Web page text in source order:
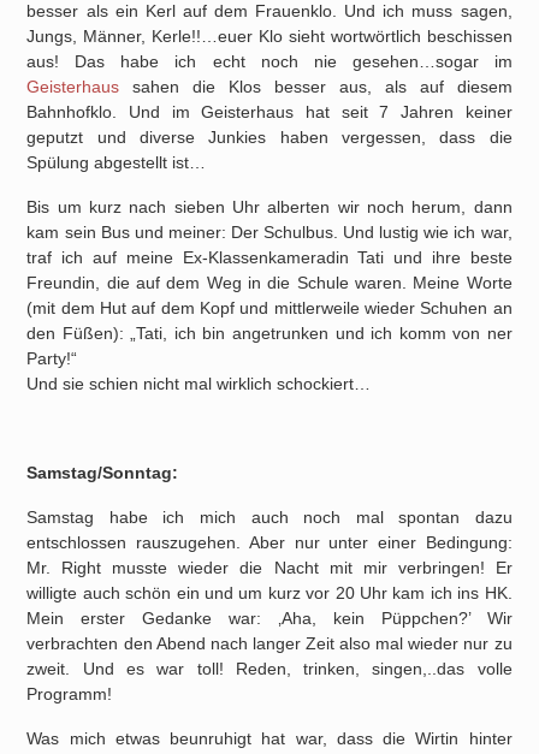
besser als ein Kerl auf dem Frauenklo. Und ich muss sagen,
Jungs, Männer, Kerle!!…euer Klo sieht wortwörtlich beschissen
aus! Das habe ich echt noch nie gesehen…sogar im
Geisterhaus sahen die Klos besser aus, als auf diesem
Bahnhofklo. Und im Geisterhaus hat seit 7 Jahren keiner
geputzt und diverse Junkies haben vergessen, dass die
Spülung abgestellt ist…
Bis um kurz nach sieben Uhr alberten wir noch herum, dann
kam sein Bus und meiner: Der Schulbus. Und lustig wie ich war,
traf ich auf meine Ex-Klassenkameradin Tati und ihre beste
Freundin, die auf dem Weg in die Schule waren. Meine Worte
(mit dem Hut auf dem Kopf und mittlerweile wieder Schuhen an
den Füßen): „Tati, ich bin angetrunken und ich komm von ner
Party!“
Und sie schien nicht mal wirklich schockiert…
Samstag/Sonntag:
Samstag habe ich mich auch noch mal spontan dazu
entschlossen rauszugehen. Aber nur unter einer Bedingung:
Mr. Right musste wieder die Nacht mit mir verbringen! Er
willigte auch schön ein und um kurz vor 20 Uhr kam ich ins HK.
Mein erster Gedanke war: ‚Aha, kein Püppchen?’ Wir
verbrachten den Abend nach langer Zeit also mal wieder nur zu
zweit. Und es war toll! Reden, trinken, singen,..das volle
Programm!
Was mich etwas beunruhigt hat war, dass die Wirtin hinter